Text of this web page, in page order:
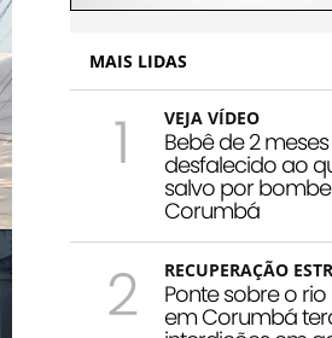
MAIS LIDAS
1 VEJA VÍDEO
Bebê de 2
desfalecido ao
salvo por
Corumbá
2 RECUPERAÇÃO
Ponte sobre o
em Corumbá